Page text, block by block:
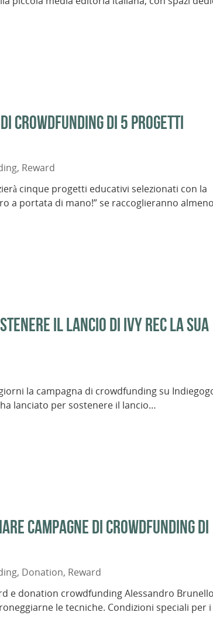
di crowdfunding di 5 progetti
, Reward
cinque progetti educativi selezionati con la
a portata di mano!” se raccoglieranno
il lancio di IVY REC la sua
la campagna di crowdfunding su
lanciato per sostenere il lancio…
campagne di crowdfunding di
, Donation, Reward
e donation crowdfunding Alessandro
le tecniche. Condizioni speciali per i